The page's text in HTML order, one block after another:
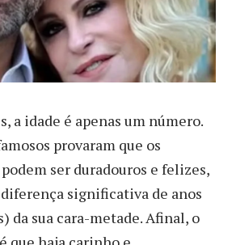
a idade é apenas um número.
provaram que os
ser duradouros e felizes,
significativa de anos
da sua cara-metade. Afinal, o